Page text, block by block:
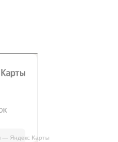
— Яндекс Карты